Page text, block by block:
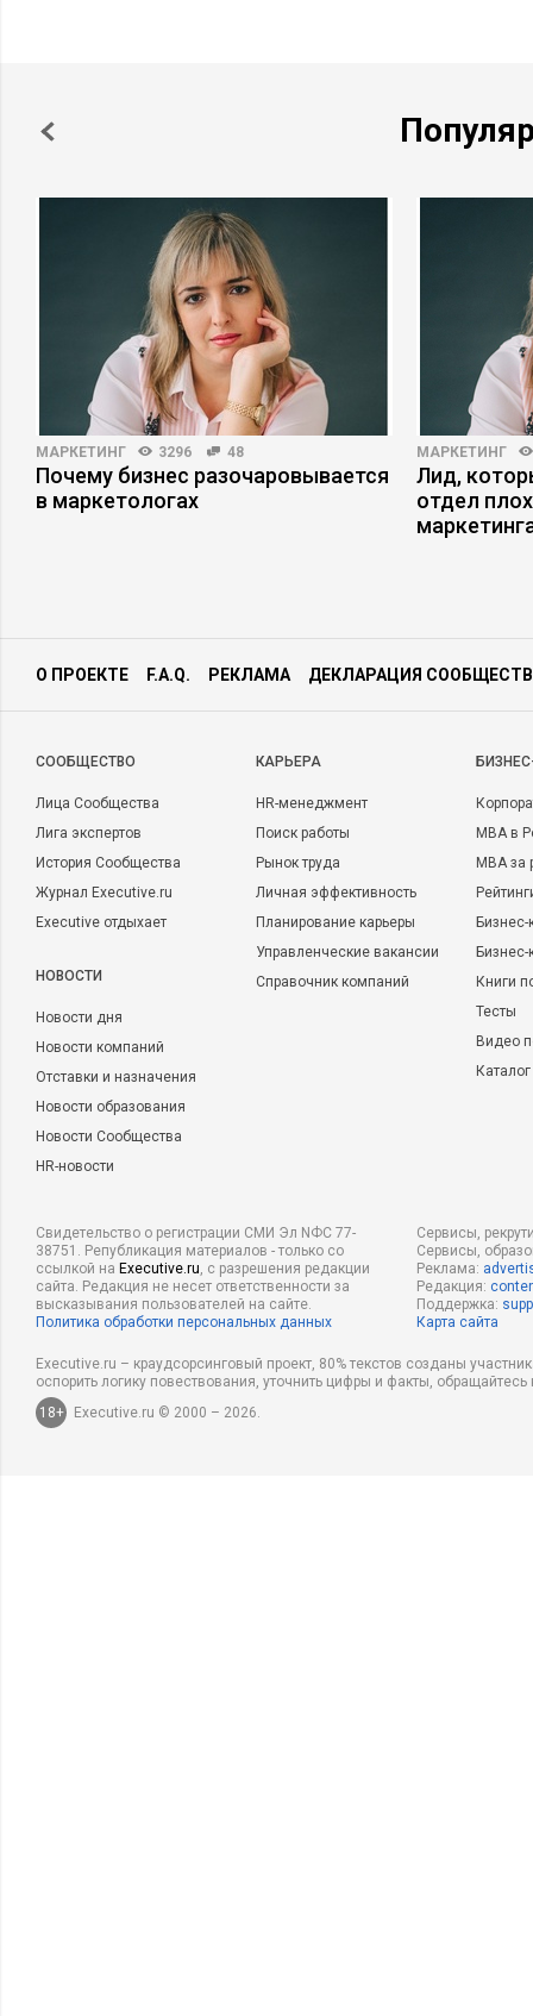
МАРКЕТИНГ 3296 48
Почему бизнес разочаровывается
в маркетологах
МАРКЕТИНГ
Лид,
отдел
О ПРОЕКТЕ F.A.Q. РЕКЛАМА ДЕКЛАРАЦИЯ
CООБЩЕСТВО
Лица Сообщества
Лига экспертов
История Сообщества
Журнал Executive.ru
Executive отдыхает
НОВОСТИ
Новости дня
Новости компаний
Отставки и назначения
Новости образования
Новости Сообщества
HR-новости
КАРЬЕРА
HR-менеджмент
Поиск работы
Рынок труда
Личная эффективность
Планирование карьеры
Управленческие вакансии
Справочник компаний
MBA в
MBA
Бизнес-
Книги
Тесты
Видео
Свидетельство о регистрации СМИ Эл NФС 77-
38751. Републикация материалов - только со
ссылкой на Executive.ru, с разрешения редакции
сайта. Редакция не несет ответственности за
высказывания пользователей на сайте.
Политика обработки персональных данных
Сервисы,
Сервисы,
Реклама:
Редакция:
Поддержка:
Карта сайта
Executive.ru – краудсорсинговый проект, 80% текстов созданы
оспорить логику повествования, уточнить цифры и факты,
18+
Executive.ru © 2000 – 2026.